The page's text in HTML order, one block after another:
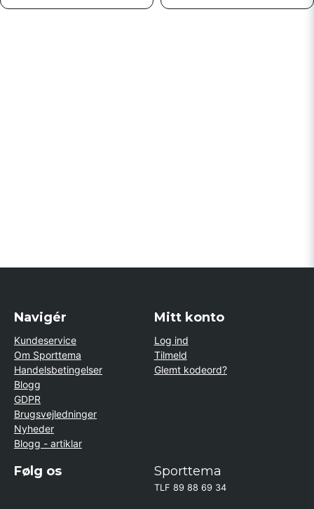
Navigér
Kundeservice
Om Sporttema
Handelsbetingelser
Blogg
GDPR
Brugsvejledninger
Nyheder
Blogg - artiklar
Mitt konto
Log ind
Tilmeld
Glemt kodeord?
Følg os Sporttema
TLF 89 88 69 34